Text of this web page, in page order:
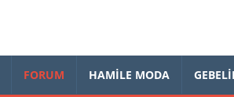
FORUM HAMILE MODA